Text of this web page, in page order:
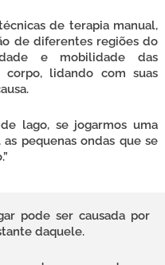
de terapia manual,
de diferentes regiões do
e mobilidade das
lidando com suas
lago, se jogarmos uma
pequenas ondas que se
pode ser causada por
daquele.